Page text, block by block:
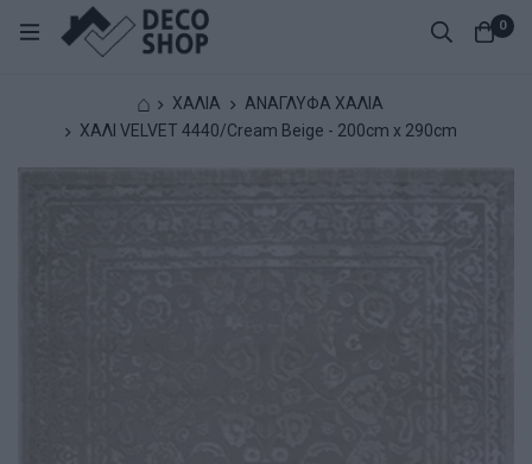
0
⌂ ΧΑΛΙΑ
ΑΝΑΓΛΥΦΑ ΧΑΛΙΑ
ΧΑΛΙ VELVET 4440/Cream Beige - 200cm x 290cm